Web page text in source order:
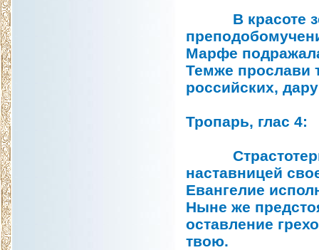
В красоте
Марфе
Темже прослави
российских,
Тропарь, глас 4:
наставницей
Евангелие
Ныне же
оставление
твою.